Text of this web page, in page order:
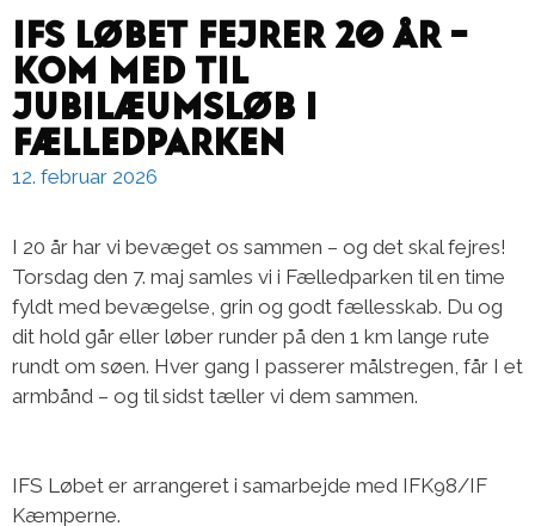
IFS Løbet fejrer 20 år –
kom med til
jubilæumsløb i
Fælledparken
12. februar 2026
I 20 år har vi bevæget os sammen – og det skal fejres!
Torsdag den 7. maj samles vi i Fælledparken til en time
fyldt med bevægelse, grin og godt fællesskab. Du og
dit hold går eller løber runder på den 1 km lange rute
rundt om søen. Hver gang I passerer målstregen, får I et
armbånd – og til sidst tæller vi dem sammen.
IFS Løbet er arrangeret i samarbejde med IFK98/IF
Kæmperne.